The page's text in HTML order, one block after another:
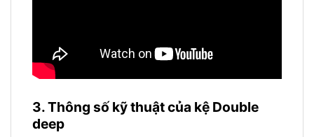
3. Thông số kỹ thuật của kệ Double
deep